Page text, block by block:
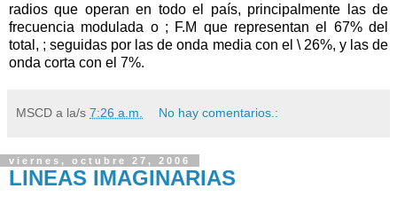
radios que operan en todo el país, principalmente las de
frecuencia modulada o ; F.M que representan el 67% del
total, ; seguidas por las de onda media con el \ 26%, y las de
onda corta con el 7%.
MSCD a la/s 7:26 a.m. No hay comentarios.:
viernes, octubre 27, 2006
LINEAS IMAGINARIAS